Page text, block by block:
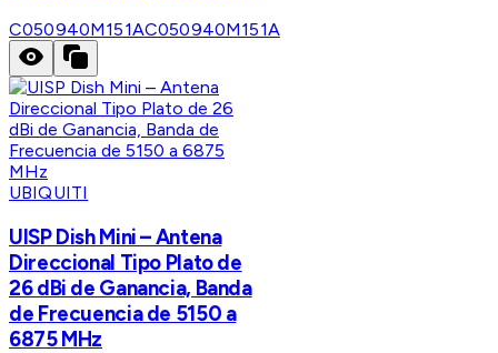
C050940M151AC050940M151A
UBIQUITI
UISP Dish Mini – Antena
Direccional Tipo Plato de
26 dBi de Ganancia, Banda
de Frecuencia de 5150 a
6875 MHz